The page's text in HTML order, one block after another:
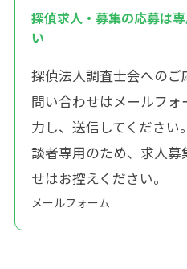
探偵求人・募集の応募は
い
探偵法人調査士会への
問い合わせはメールフォ
力し、送信してください
談者専用のため、求人
せはお控えください。
メールフォーム